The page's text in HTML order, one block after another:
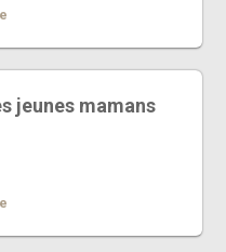
jeunes mamans